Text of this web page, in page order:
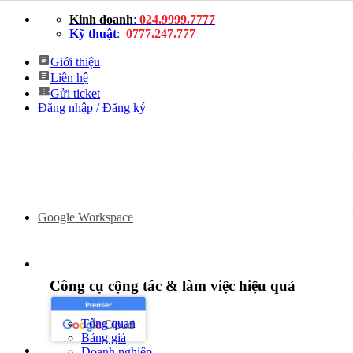
dung
Kinh doanh: 024.9999.7777
Kỹ thuật: 0777.247.777
Giới thiệu
Liên hệ
Gửi ticket
Đăng nhập / Đăng ký
Google Workspace
Công cụ cộng tác & làm việc hiệu quả
Tổng quan
Bảng giá